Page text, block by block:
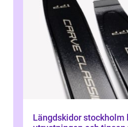
Längdskidor stockholm bästa spåren,